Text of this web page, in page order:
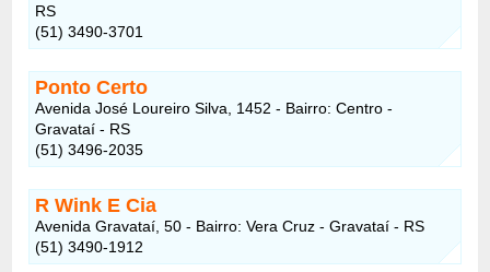
RS
(51) 3490-3701
Ponto Certo
Avenida José Loureiro Silva, 1452 - Bairro: Centro -
Gravataí - RS
(51) 3496-2035
R Wink E Cia
Avenida Gravataí, 50 - Bairro: Vera Cruz - Gravataí - RS
(51) 3490-1912